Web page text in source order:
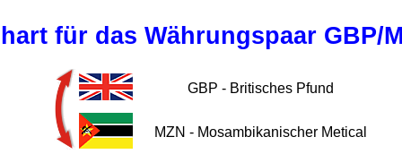
für das Währungspaar GBP/
GBP - Britisches Pfund
MZN - Mosambikanischer Metical